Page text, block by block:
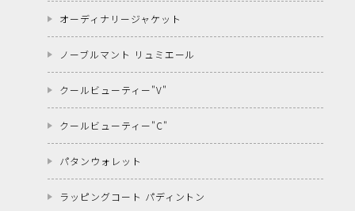
オーディナリージャケット
ノーブルマント リュミエール
クールビューティー"V"
クールビューティー"C"
パタンウォレット
ラッピングコート パディントン